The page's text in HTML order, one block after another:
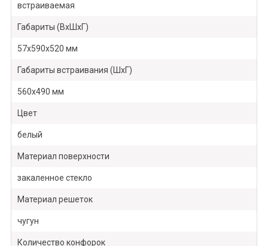
встраиваемая
Габариты (ВхШхГ)
57х590х520 мм
Габариты встраивания (ШхГ)
560х490 мм
Цвет
белый
Материал поверхности
закаленное стекло
Материал решеток
чугун
Количество конфорок